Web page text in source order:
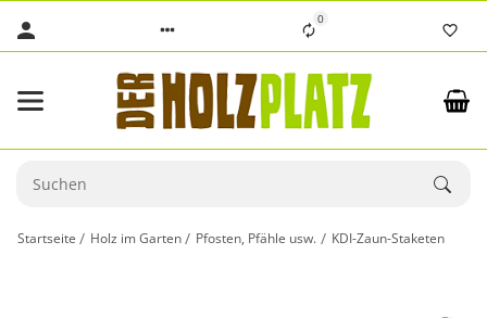
0
Startseite Holz im Garten Pfosten, Pfähle usw. KDI-Zaun-Staketen